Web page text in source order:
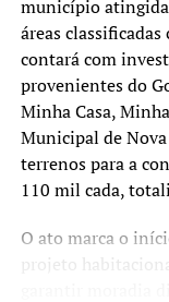
nascimento,
averbações,
Documento de
procurador igual
Atestado/laudo
constando o CID-
Comprovante de
município
áreas
contará com
provenientes do
Minha Casa,
Municipal de Nova
terrenos para a
110 mil cada,
O ato marca o
projeto